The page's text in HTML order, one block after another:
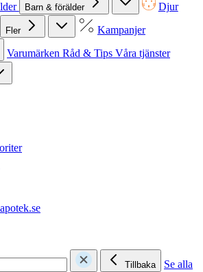
Barn & förälder Djur
Fler Kampanjer
Varumärken Råd & Tips Våra tjänster
Tillbaka
Se alla